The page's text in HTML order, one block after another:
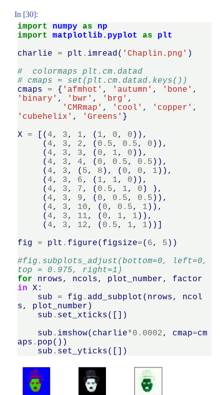
In [30]:
import numpy as
np
import
matplotlib.pyplot as
plt
charlie
= plt . imread( 'Chaplin.png' )
#  colormaps plt.cm.datad
# cmaps = set(plt.cm.datad.keys())
cmaps
= { 'afmhot' , 'autumn' , 'bone' ,
'binary' , 'bwr' , 'brg' ,
'CMRmap' , 'cool' , 'copper' ,
'cubehelix' , 'Greens' }
X
= [(4, 3, 1, ( 1, 0, 0 )),
(4, 3, 2, ( 0.5, 0.5, 0 )),
(4, 3, 3, ( 0, 1, 0 )),
(4, 3, 4, ( 0, 0.5, 0.5 )),
(4, 3, ( 5, 8 ), ( 0, 0, 1 )),
(4, 3, 6, ( 1, 1, 0 )),
(4, 3, 7 , ( 0.5, 1, 0 )
),
(4, 3, 9, ( 0, 0.5, 0.5 )),
(4, 3, 10, ( 0, 0.5, 1 )),
(4, 3, 11, ( 0, 1, 1 )),
(4, 3, 12, ( 0.5, 1, 1 ))]
fig
= plt . figure( figsize=( 6, 5 ))
#fig.subplots_adjust(bottom=0, left=0,
top = 0.975, right=1)
for
nrows, ncols, plot_number,
factor
in
X :
sub
= fig . add_subplot ( nrows,
ncol
s, plot_number )
sub . set_xticks([])
sub . imshow( charlie* 0.0002, cmap=cm
aps . pop())
sub . set_yticks([])